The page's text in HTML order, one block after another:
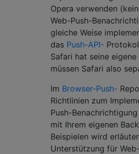
Opera verwenden
Web-Push-
gleiche Weise
das Push-API-
Safari hat seine
müssen Safari also
Im Browser-Push-
Richtlinien zum
Push-
mit Ihrem eigenen
Beispielen wird
Unterstützung für